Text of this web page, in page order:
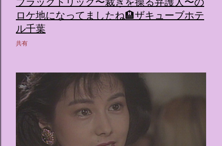
ロケ地になってましたね🏨ザキューブホテ
ル千葉
共有